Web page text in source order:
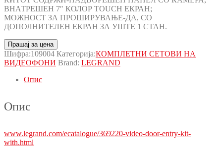
ВНАТРЕШЕН 7″ КОЛОР TOUCH ЕКРАН;
МОЖНОСТ ЗА ПРОШИРУВАЊЕ-ДА, СО
ДОПОЛНИТЕЛЕН ЕКРАН ЗА УШТЕ 1 СТАН.
Прашај за цена
Шифра:109004 Категорија:КОМПЛЕТНИ СЕТОВИ НА
ВИДЕОФОНИ Brand: LEGRAND
Опис
Опис
www.legrand.com/ecatalogue/369220-video-door-entry-kit-
with.html